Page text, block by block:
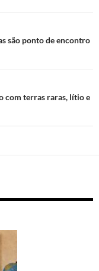
são ponto de encontro
com terras raras, lítio e